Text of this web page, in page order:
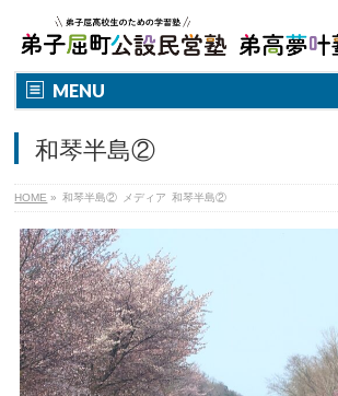
MENU
和琴半島②
HOME » 和琴半島② メディア 和琴半島②